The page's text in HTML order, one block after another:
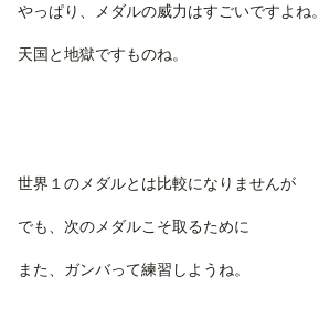
やっぱり、メダルの威力はすごいですよね。
天国と地獄ですものね。
世界１のメダルとは比較になりませんが
でも、次のメダルこそ取るために
また、ガンバって練習しようね。